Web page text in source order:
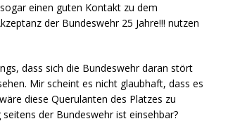
einen guten Kontakt zu dem
der Bundeswehr 25 Jahre!!! nutzen
dass sich die Bundeswehr daran stört
Mir scheint es nicht glaubhaft, dass es
diese Querulanten des Platzes zu
der Bundeswehr ist einsehbar?